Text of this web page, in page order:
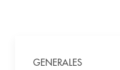
GENERALES